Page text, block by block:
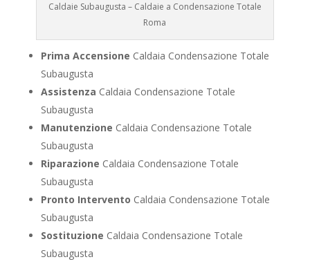
Caldaie Subaugusta – Caldaie a Condensazione Totale
Roma
Prima Accensione Caldaia Condensazione Totale
Subaugusta
Assistenza Caldaia Condensazione Totale
Subaugusta
Manutenzione Caldaia Condensazione Totale
Subaugusta
Riparazione Caldaia Condensazione Totale
Subaugusta
Pronto Intervento Caldaia Condensazione Totale
Subaugusta
Sostituzione Caldaia Condensazione Totale
Subaugusta